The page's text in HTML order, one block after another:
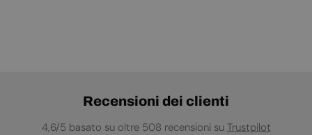
Recensioni dei clienti
4,6/5 basato su oltre 508 recensioni su Trustpilot